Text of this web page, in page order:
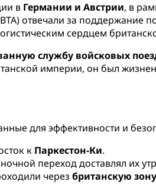
в Германии и Австрии, в
отвечали за поддержание
сердцем
службу войсковых
империи, он был
для эффективности и
к Паркестон-Ки.
переход доставлял их
черезбританскую